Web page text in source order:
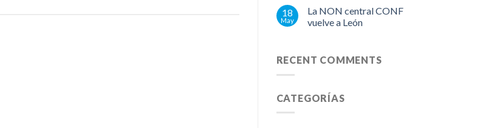
18
May
La NON central CONF
vuelve a León
RECENT COMMENTS
CATEGORÍAS